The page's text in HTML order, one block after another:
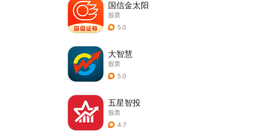
国信金太阳
股票
5.0
大智慧
股票
5.0
五星智投
股票
4.7